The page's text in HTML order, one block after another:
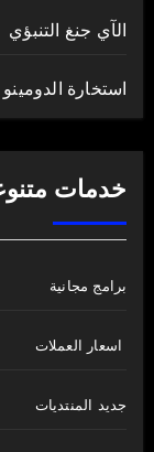
الآي جنغ التنبؤي
استخارة الدومينو
خدمات
برامج مجانية
اسعار العملات
جديد المنتديات